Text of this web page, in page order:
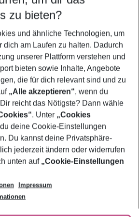
de Mar
de Mar
Tossa de Mar
Tossa de Mar für 2026
Mar
ändern
zu bieten?
und ähnliche Technologien, um
dich am Laufen zu halten. Dadurch
unserer Plattform verstehen und
bieten sowie Inhalte, Angebote
die für dich relevant sind und zu
„Alle akzeptieren“, wenn du
reicht das Nötigste? Dann wähle
. Unter „Cookies
deine Cookie-Einstellungen
Du kannst deine Privatsphäre-
jederzeit ändern oder widerrufen
unten auf „Cookie-Einstellungen
Impressum